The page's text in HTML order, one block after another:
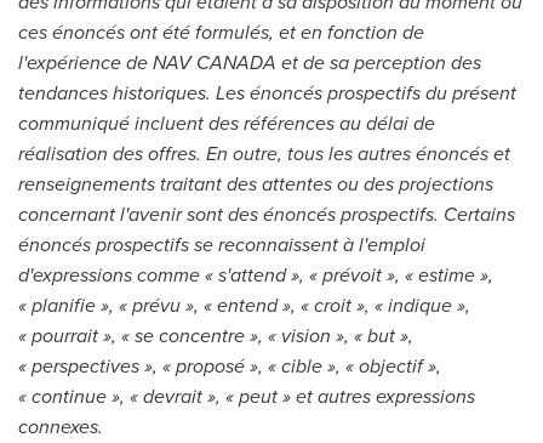
ces énoncés ont été formulés, et en fonction de
l'expérience de NAV CANADA et de sa perception des
tendances historiques. Les énoncés prospectifs du présent
communiqué incluent des références au délai de
réalisation des offres. En outre, tous les autres énoncés et
renseignements traitant des attentes ou des projections
concernant l'avenir sont des énoncés prospectifs. Certains
énoncés prospectifs se reconnaissent à l'emploi
d'expressions comme « s'attend », « prévoit », « estime »,
« planifie », « prévu », « entend », « croit », « indique »,
« pourrait », « se concentre », « vision », « but »,
« perspectives », « proposé », « cible », « objectif »,
« continue », « devrait », « peut » et autres expressions
connexes.